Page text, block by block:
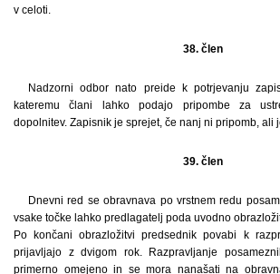
v celoti.
38. člen
Nadzorni odbor nato preide k potrjevanju
kateremu člani lahko podajo pripombe za
dopolnitev. Zapisnik je sprejet, če nanj ni pripomb, ali
39. člen
Dnevni red se obravnava po vrstnem redu
vsake točke lahko predlagatelj poda uvodno
Po končani obrazložitvi predsednik povabi k
prijavljajo z dvigom rok. Razpravljanje
primerno omejeno in se mora nanašati na